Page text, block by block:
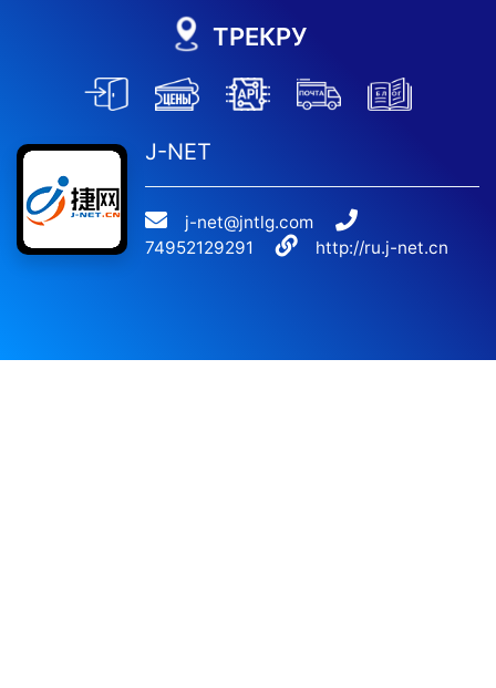
ТРЕКРУ
J-NET
j-net@jntlg.com
74952129291
http://ru.j-net.cn